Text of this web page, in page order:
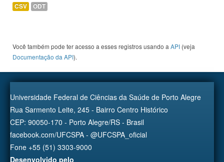
CSV ODT
Você também pode ter acesso a esses registros usando a API (veja
Documentação da API).
Universidade Federal de Ciências da Saúde de Porto Alegre
Rua Sarmento Leite, 245 - Bairro Centro Histórico
CEP: 90050-170 - Porto Alegre/RS - Brasil
facebook.com/UFCSPA - @UFCSPA_oficial
Fone +55 (51) 3303-9000
Desenvolvido pelo